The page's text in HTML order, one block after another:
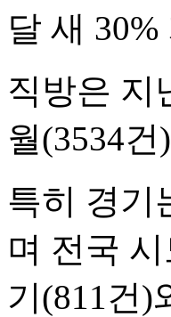
달 새
직방은 지
월(3534
특히 경기
며 전국
기(811건)